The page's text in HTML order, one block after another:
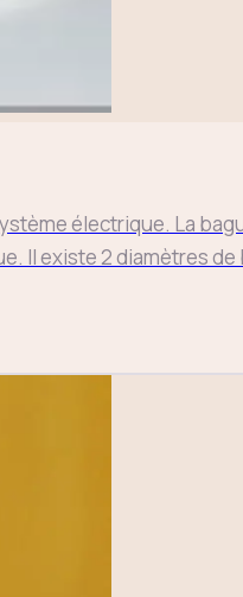
électrique. La
Il existe 2 diamètres de